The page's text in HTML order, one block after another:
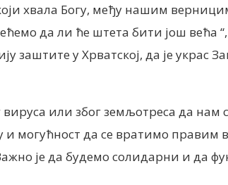
хвала Богу, међу нашим
да ли ће штета бити још већа
заштите у Хрватској, да је украс
или због земљотреса да нам
да се вратимо правим
је да будемо солидарни и да